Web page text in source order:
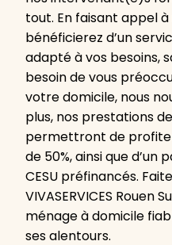
tout. En faisant appel
bénéficierez d’un
adapté à vos besoins,
besoin de vous
votre domicile, nous
plus, nos prestations
permettront de
de 50%, ainsi que d’un
CESU préfinancés.
VIVASERVICES Rouen
ménage à domicile
ses alentours.